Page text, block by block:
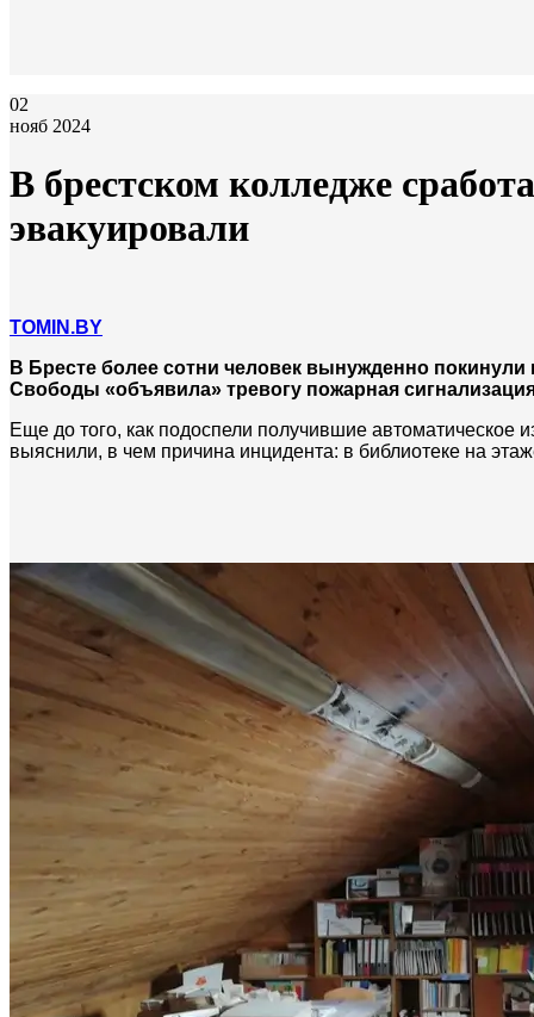
02
нояб 2024
В брестском колледже
эвакуировали
TOMIN.BY
В Бресте более сотни человек вынужденно
Свободы «объявила» тревогу пожарная
Еще до того, как подоспели получившие автоматическое
выяснили, в чем причина инцидента: в библиотеке на